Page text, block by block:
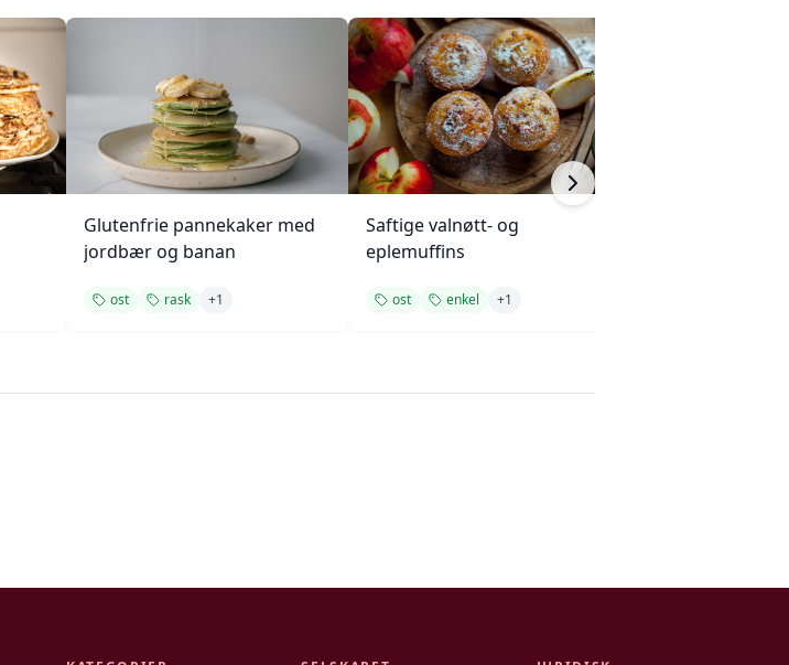
Glutenfrie pannekaker med
jordbær og banan
ost rask +1
Saftige valnøtt- og
eplemuffins
ost enkel +1